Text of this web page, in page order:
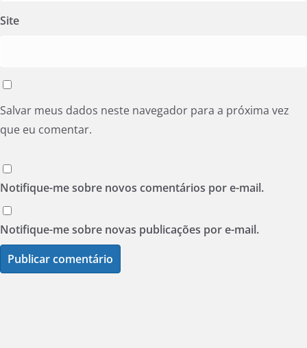
Site
Salvar meus dados neste navegador para a próxima vez
que eu comentar.
Notifique-me sobre novos comentários por e-mail.
Notifique-me sobre novas publicações por e-mail.